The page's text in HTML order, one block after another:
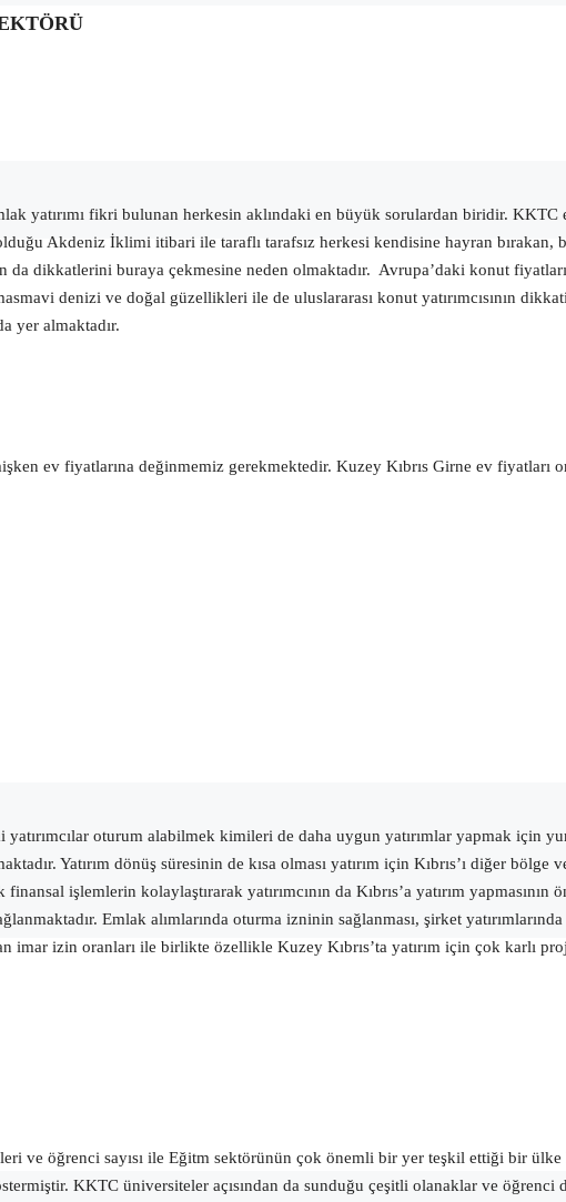
yatırımı fikri bulunan herkesin aklındaki en büyük sorulardan biridir. KKTC
Akdeniz İklimi itibari ile taraflı tarafsız herkesi kendisine hayran
dikkatlerini buraya çekmesine neden olmaktadır. Avrupa’daki konut fiyatları
denizi ve doğal güzellikleri ile de uluslararası konut yatırımcısının
yer almaktadır.
ev fiyatlarına değinmemiz gerekmektedir. Kuzey Kıbrıs Girne ev fiyatları
oturum alabilmek kimileri de daha uygun yatırımlar yapmak için
Yatırım dönüş süresinin de kısa olması yatırım için Kıbrıs’ı diğer
işlemlerin kolaylaştırarak yatırımcının da Kıbrıs’a yatırım yapmasının
Emlak alımlarında oturma izninin sağlanması, şirket
izin oranları ile birlikte özellikle Kuzey Kıbrıs’ta yatırım için çok karlı
ve öğrenci sayısı ile Eğitm sektörünün çok önemli bir yer teşkil ettiği bir ülke
KKTC üniversiteler açısından da sunduğu çeşitli olanaklar ve öğrenci